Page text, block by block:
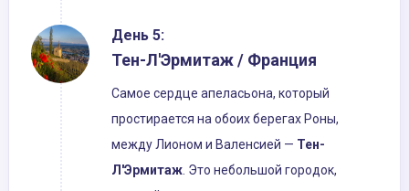
День 5:
Тен-Л'Эрмитаж / Франция
Самое сердце апеласьона, который
простирается на обоих берегах Роны,
между Лионом и Валенсией — Тен-
Л'Эрмитаж. Это небольшой городок,